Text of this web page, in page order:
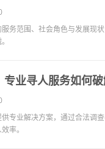
务范围、社会角色与发展现
专业寻人服务如何
专业解决方案，通过合法调
率。